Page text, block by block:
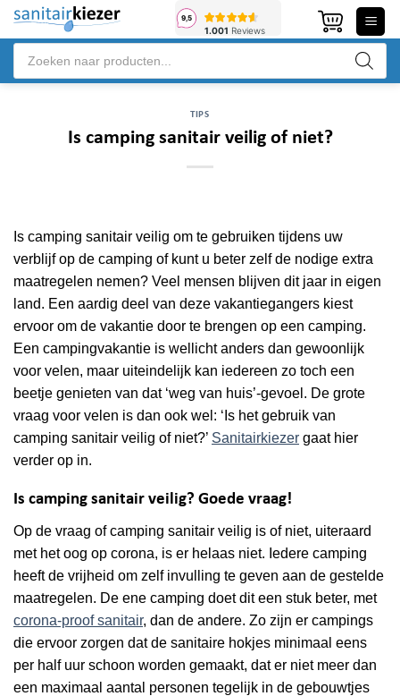
Ga
inhoud
Producten
zoeken
TIPS
Is camping sanitair veilig of niet?
Is camping sanitair veilig om te gebruiken tijdens uw
verblijf op de camping of kunt u beter zelf de nodige extra
maatregelen nemen? Veel mensen blijven dit jaar in eigen
land. Een aardig deel van deze vakantiegangers kiest
ervoor om de vakantie door te brengen op een camping.
Een campingvakantie is wellicht anders dan gewoonlijk
voor velen, maar uiteindelijk kan iedereen zo toch een
beetje genieten van dat ‘weg van huis’-gevoel. De grote
vraag voor velen is dan ook wel: ‘Is het gebruik van
camping sanitair veilig of niet?’ Sanitairkiezer gaat hier
verder op in.
Is camping sanitair veilig? Goede vraag!
Op de vraag of camping sanitair veilig is of niet, uiteraard
met het oog op corona, is er helaas niet. Iedere camping
heeft de vrijheid om zelf invulling te geven aan de gestelde
maatregelen. De ene camping doet dit een stuk beter, met
corona-proof sanitair, dan de andere. Zo zijn er campings
die ervoor zorgen dat de sanitaire hokjes minimaal eens
per half uur schoon worden gemaakt, dat er niet meer dan
een maximaal aantal personen tegelijk in de gebouwtjes